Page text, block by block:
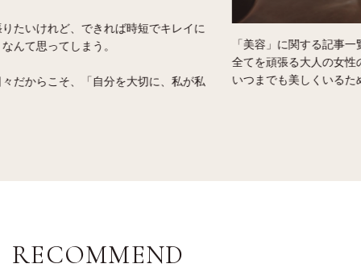
「美容」に関する記事一覧ページです。
全てを頑張る大人の女性の美しさをサポート。
いつまでも美しくいるためには、お肌や身体への
いつまでも若
い女性をアシ
女性らしい身
健康的な毎日
RECOMMEND